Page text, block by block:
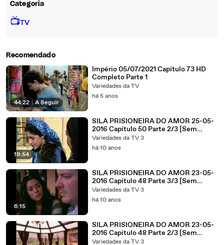
Categoria
📺TV
Recomendado
44:22 | A Seguir
Império 05/07/2021 Capítulo 73 HD
Completo Parte 1
Variedades da TV
há 5 anos
19:54
SILA PRISIONEIRA DO AMOR 25-05-
2016 Capítulo 50 Parte 2/3 [Sem
Cortes]
Variedades da TV 3
há 10 anos
6:15
SILA PRISIONEIRA DO AMOR 23-05-
2016 Capítulo 48 Parte 3/3 [Sem
Cortes]
Variedades da TV 3
há 10 anos
SILA PRISIONEIRA DO AMOR 23-05-
2016 Capítulo 48 Parte 2/3 [Sem
Cortes]
Variedades da TV 3